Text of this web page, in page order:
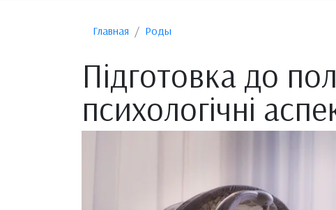
Главная Роды
Підготовка до
психологічні